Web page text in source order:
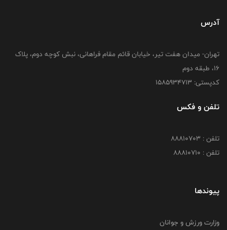
آدرس
تهران- میدان هفت تیر، خیابان قائم مقام فراهانی، نبش کوچه دوم، پلاک
16، طبقه دوم
کدپستی: 1585934713
تلفن و فکس
تلفن : 88810703
تلفن : 88810710
پیوندها
وزارت ورزش و جوانان